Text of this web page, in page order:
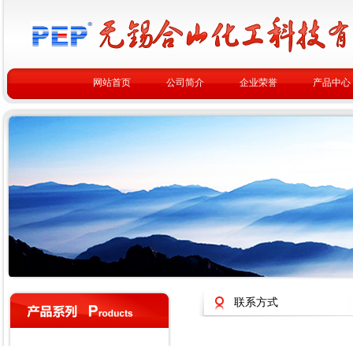
网站首页 公司简介 企业荣誉 产品中心
联系方式